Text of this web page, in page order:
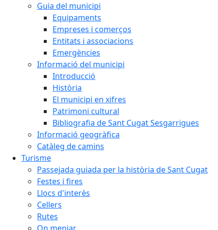
Guia del municipi
Equipaments
Empreses i comerços
Entitats i associacions
Emergències
Informació del municipi
Introducció
Història
El municipi en xifres
Patrimoni cultural
Bibliografia de Sant Cugat Sesgarrigues
Informació geogràfica
Catàleg de camins
Turisme
Passejada guiada per la història de Sant Cugat
Festes i fires
Llocs d'interès
Cellers
Rutes